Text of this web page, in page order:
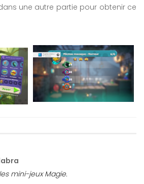
une autre partie pour obtenir ce
mini-jeux Magie.